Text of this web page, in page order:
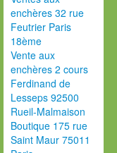
enchères 32 rue
Feutrier Paris
18ème
Vente aux
enchères 2 cours
Ferdinand de
Lesseps 92500
Rueil-Malmaison
Boutique 175 rue
Saint Maur 75011